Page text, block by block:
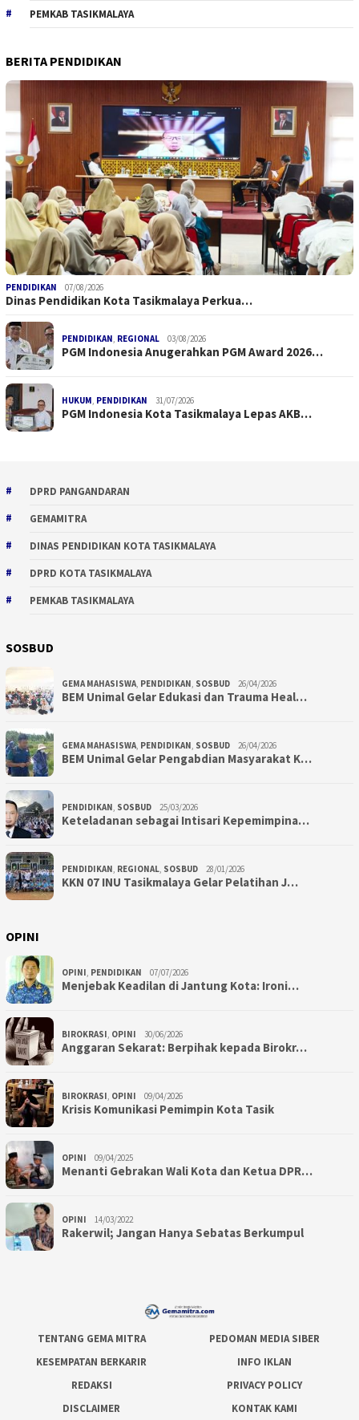
PEMKAB TASIKMALAYA
BERITA PENDIDIKAN
PENDIDIKAN 07/08/2026
Dinas Pendidikan Kota Tasikmalaya Perkua…
PENDIDIKAN REGIONAL 03/08/2026
PGM Indonesia Anugerahkan PGM Award 2026…
HUKUM PENDIDIKAN 31/07/2026
PGM Indonesia Kota Tasikmalaya Lepas AKB…
DPRD PANGANDARAN
GEMAMITRA
DINAS PENDIDIKAN KOTA TASIKMALAYA
DPRD KOTA TASIKMALAYA
PEMKAB TASIKMALAYA
SOSBUD
GEMA MAHASISWA PENDIDIKAN SOSBUD 26/04/2026
BEM Unimal Gelar Edukasi dan Trauma Heal…
GEMA MAHASISWA PENDIDIKAN SOSBUD 26/04/2026
BEM Unimal Gelar Pengabdian Masyarakat K…
PENDIDIKAN SOSBUD 25/03/2026
Keteladanan sebagai Intisari Kepemimpina…
PENDIDIKAN REGIONAL SOSBUD 28/01/2026
KKN 07 INU Tasikmalaya Gelar Pelatihan J…
OPINI
OPINI PENDIDIKAN 07/07/2026
Menjebak Keadilan di Jantung Kota: Ironi…
BIROKRASI OPINI 30/06/2026
Anggaran Sekarat: Berpihak kepada Birokr…
BIROKRASI OPINI 09/04/2026
Krisis Komunikasi Pemimpin Kota Tasik
OPINI 09/04/2025
Menanti Gebrakan Wali Kota dan Ketua DPR…
OPINI 14/03/2022
Rakerwil; Jangan Hanya Sebatas Berkumpul
TENTANG GEMA MITRA
PEDOMAN MEDIA SIBER
KESEMPATAN BERKARIR
INFO IKLAN
REDAKSI
PRIVACY POLICY
DISCLAIMER
KONTAK KAMI